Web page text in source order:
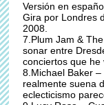
Versión en
Gira por Londres
2008.
7.Plum Jam &
sonar entre
conciertos que he
8.Michael Baker
realmente suena
eclecticismo